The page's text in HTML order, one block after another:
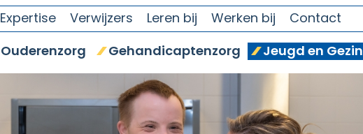
Expertise Verwijzers Leren bij Werken bij Contact
Ouderenzorg Gehandicaptenzorg Jeugd en Gezin